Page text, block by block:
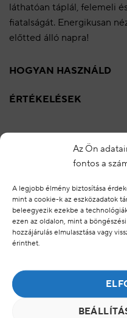
Az Ön
fontos a
A legjobb élmény biztosítása
mint a cookie-k az eszközadatok
beleegyezik ezekbe a
ezen az oldalon, mint a
hozzájárulás elmulasztása vagy
érinthet.
láthatóan táplál, felemeli
fiatalságát. Energikusan
előtted álló napra!
HOGYAN HASZNÁLD
ÉRTÉKELÉSEK
Hozzáadás a
kedvencekhez